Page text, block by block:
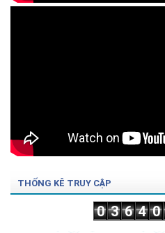
THỐNG KÊ TRUY CẬP
0 3 6 4 0